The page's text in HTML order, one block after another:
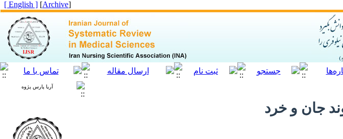
[
Archive
]
[ English ]
جان و خرد
آریا پارس پژوه